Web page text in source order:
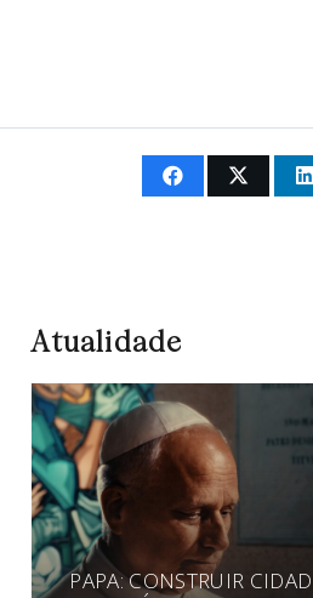
Atualidade
PAPA: CONSTRUIR